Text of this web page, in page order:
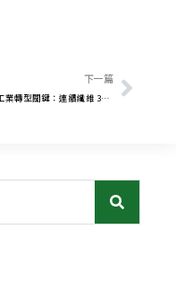
下一篇
2026 工業轉型關鍵：連續纖維 3D 列印
下一